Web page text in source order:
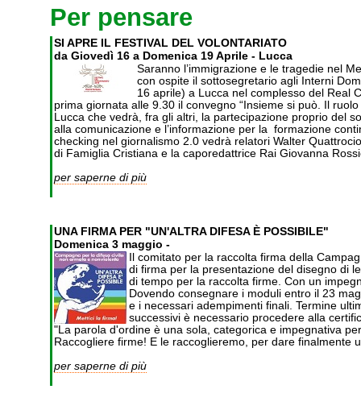
Per pensare
SI APRE IL FESTIVAL DEL VOLONTARIATO
da Giovedì 16 a Domenica 19 Aprile - Lucca
Saranno l’immigrazione e le tragedie nel
con ospite il sottosegretario agli Interni
16 aprile) a Lucca nel complesso del Real
prima giornata alle 9.30 il convegno “Insieme si può. Il
Lucca che vedrà, fra gli altri, la partecipazione proprio del
alla comunicazione e l’informazione per la formazione
checking nel giornalismo 2.0 vedrà relatori Walter
di Famiglia Cristiana e la caporedattrice Rai Giovanna
per saperne di più
UNA FIRMA PER "UN'ALTRA DIFESA È POSSIBILE"
Domenica 3 maggio -
Il comitato per la raccolta firma della
di firma per la presentazione del disegno di
di tempo per la raccolta firme. Con un
Dovendo consegnare i moduli entro il 23
e i necessari adempimenti finali. Termine
successivi è necessario procedere alla
"La parola d'ordine è una sola, categorica e impegnativa
Raccogliere firme! E le raccoglieremo, per dare finalmente
per saperne di più